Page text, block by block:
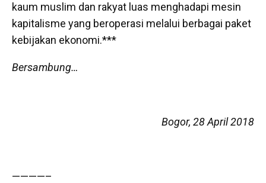
kaum muslim dan rakyat luas menghadapi mesin
kapitalisme yang beroperasi melalui berbagai paket
kebijakan ekonomi.***
Bersambung…
Bogor, 28 April 2018
————–